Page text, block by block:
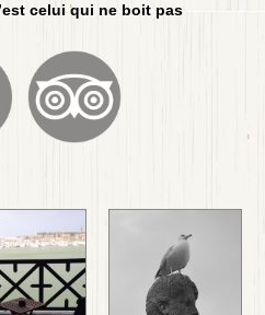
celui qui ne boit pas